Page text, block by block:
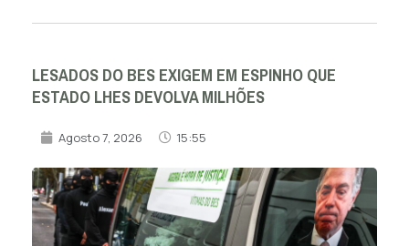
LESADOS DO BES EXIGEM EM ESPINHO QUE
ESTADO LHES DEVOLVA MILHÕES
Agosto 7, 2026 15:55